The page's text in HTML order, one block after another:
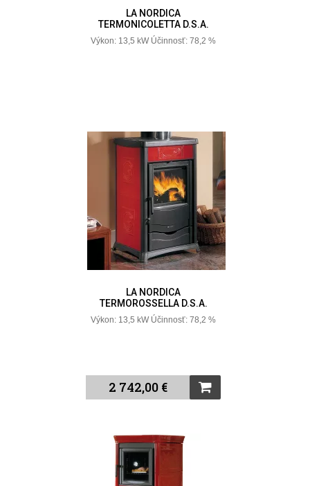
LA NORDICA
TERMONICOLETTA D.S.A.
Výkon: 13,5 kW Účinnosť: 78,2 %
LA NORDICA
TERMOROSSELLA D.S.A.
Výkon: 13,5 kW Účinnosť: 78,2 %
2 742,00 €